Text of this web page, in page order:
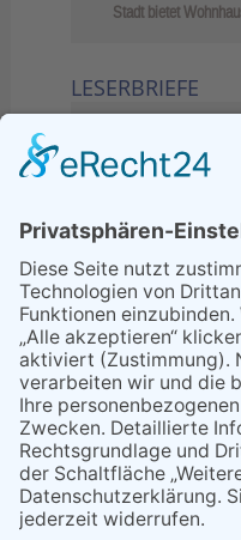
Stadt bietet
LESERBRIEFE
21.04.2026
11.03.2026
04.02.2026
04.02.2026
von